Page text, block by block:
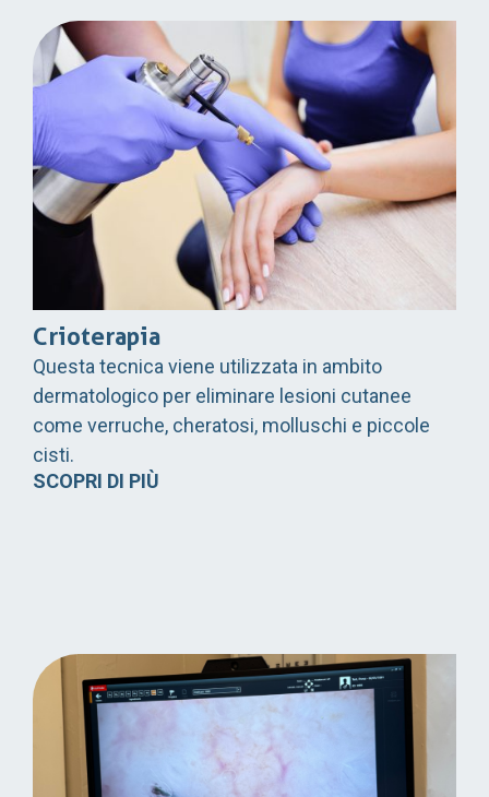
Crioterapia
Questa tecnica viene utilizzata in ambito
dermatologico per eliminare lesioni cutanee
come verruche, cheratosi, molluschi e piccole
cisti.
SCOPRI DI PIÙ